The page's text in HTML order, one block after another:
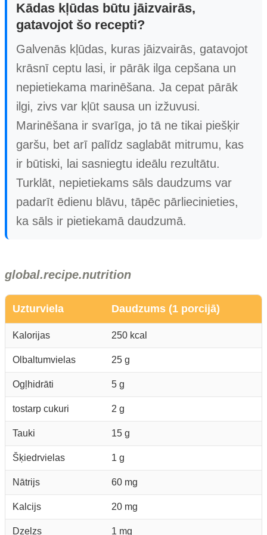
Kādas kļūdas būtu jāizvairās,
gatavojot šo recepti?
Galvenās kļūdas, kuras jāizvairās, gatavojot
krāsnī ceptu lasi, ir pārāk ilga cepšana un
nepietiekama marinēšana. Ja cepat pārāk
ilgi, zivs var kļūt sausa un izžuvusi.
Marinēšana ir svarīga, jo tā ne tikai piešķir
garšu, bet arī palīdz saglabāt mitrumu, kas
ir būtiski, lai sasniegtu ideālu rezultātu.
Turklāt, nepietiekams sāls daudzums var
padarīt ēdienu blāvu, tāpēc pārliecinieties,
ka sāls ir pietiekamā daudzumā.
global.recipe.nutrition
Uzturviela Daudzums (1 porcijā)
Kalorijas 250 kcal
Olbaltumvielas 25 g
Ogļhidrāti 5 g
tostarp cukuri 2 g
Tauki 15 g
Šķiedrvielas 1 g
Nātrijs 60 mg
Kalcijs 20 mg
Dzelzs 1 mg